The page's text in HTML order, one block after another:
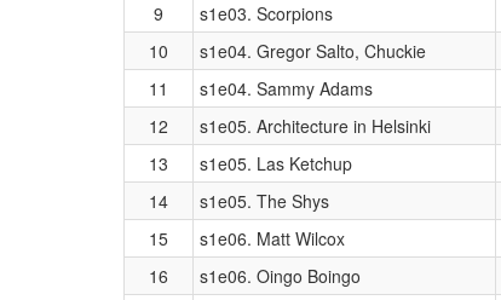
9
s1e03. Scorpions
10
s1e04. Gregor Salto, Chuckie
11
s1e04. Sammy Adams
12
s1e05. Architecture in Helsinki
13
s1e05. Las Ketchup
14
s1e05. The Shys
15
s1e06. Matt Wilcox
16
s1e06. Oingo Boingo